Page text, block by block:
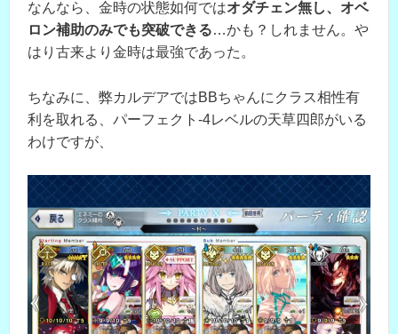
なんなら、金時の状態如何ではオダチェン無し、オベ
ロン補助のみでも突破できる…かも？しれません。や
はり古来より金時は最強であった。
ちなみに、弊カルデアではBBちゃんにクラス相性有
利を取れる、パーフェクト-4レベルの天草四郎がいる
わけですが、